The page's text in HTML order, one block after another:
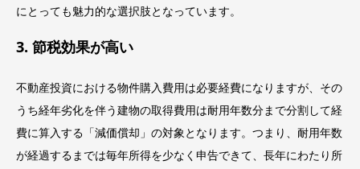
にとっても魅力的な選択肢となっています。
3. 節税効果が高い
不動産投資における物件購入費用は必要経費になりますが、その
うち経年劣化を伴う建物の取得費用は耐用年数分まで分割して経
費に算入する「減価償却」の対象となります。つまり、耐用年数
が経過するまでは毎年所得を少なく申告できて、長年にわたり所